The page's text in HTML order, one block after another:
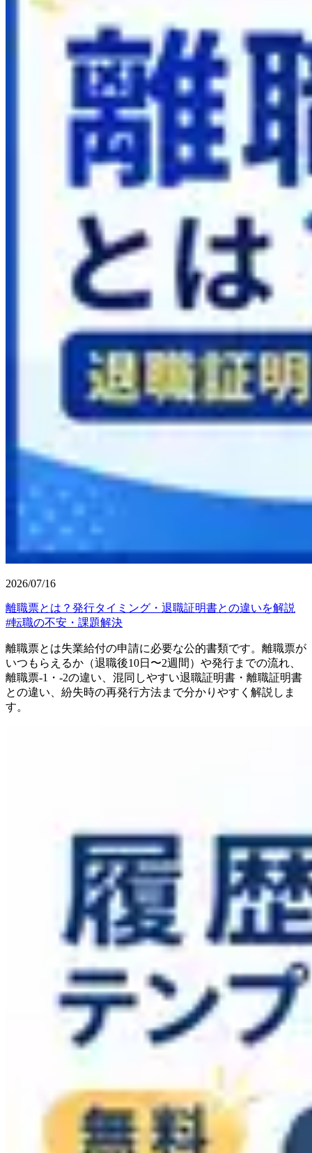
2026/07/16
離職票とは？発行タイミング・退職証明書との違いを解説
#転職の不安・課題解決
離職票とは失業給付の申請に必要な公的書類です。離職票が
いつもらえるか（退職後10日〜2週間）や発行までの流れ、
離職票-1・-2の違い、混同しやすい退職証明書・離職証明書
との違い、紛失時の再発行方法まで分かりやすく解説しま
す。